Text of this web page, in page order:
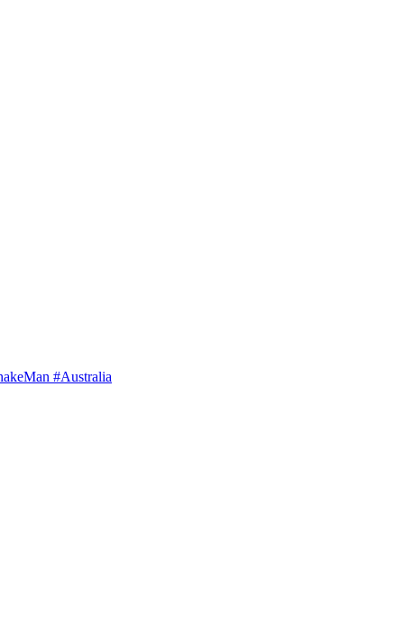
#Australia